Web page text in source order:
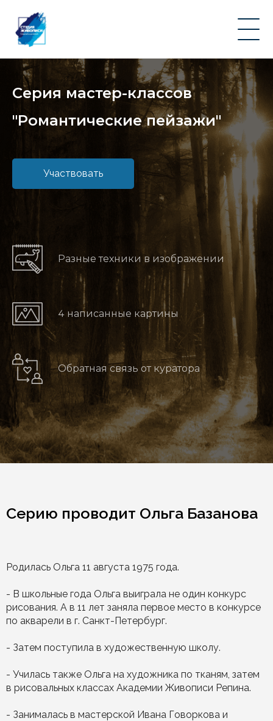
Серия мастер-классов
"Романтические пейзажи"
Участвовать
Разные техники в изображении
4 написанные картины
Обратная связь от куратора
Серию проводит Ольга Базанова
Родилась Ольга 11 августа 1975 года.
- В школьные года Ольга выиграла не один конкурс
рисования. А в 11 лет заняла первое место в конкурсе
по акварели в г. Санкт-Петербург.
- Затем поступила в художественную школу.
- Училась также Ольга на художника по тканям, затем
в рисовальных классах Академии Живописи Репина.
- Занималась в мастерской Ивана Говоркова и